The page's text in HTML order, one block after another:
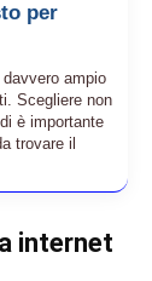
per
davvero ampio
Scegliere non
è importante
trovare il
internet